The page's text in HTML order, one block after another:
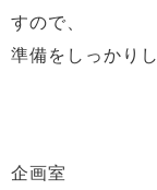
すので、
準備をしっかり
企画室